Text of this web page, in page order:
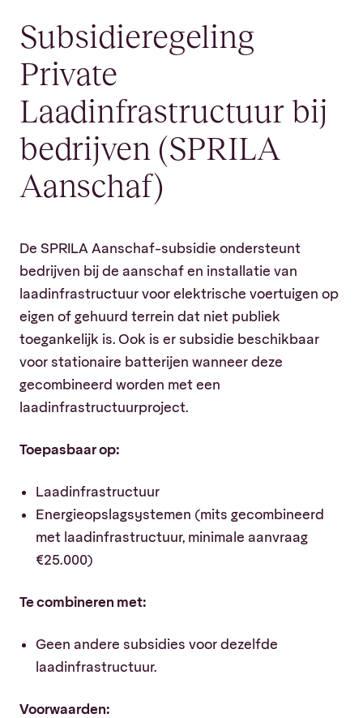
Subsidieregeling
Private
Laadinfrastructuur bij
bedrijven (SPRILA
Aanschaf)
De SPRILA Aanschaf-subsidie ondersteunt
bedrijven bij de aanschaf en installatie van
laadinfrastructuur voor elektrische voertuigen op
eigen of gehuurd terrein dat niet publiek
toegankelijk is. Ook is er subsidie beschikbaar
voor stationaire batterijen wanneer deze
gecombineerd worden met een
laadinfrastructuurproject.
Toepasbaar op:
Laadinfrastructuur
Energieopslagsystemen (mits gecombineerd
met laadinfrastructuur, minimale aanvraag
€25.000)
Te combineren met:
Geen andere subsidies voor dezelfde
laadinfrastructuur.
Voorwaarden: